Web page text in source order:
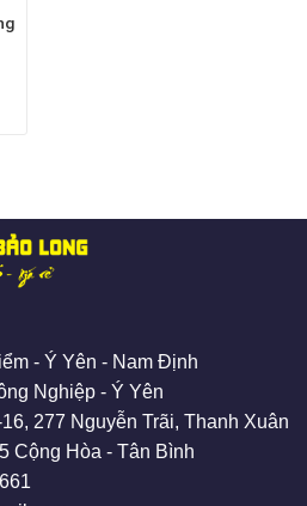
- Ý Yên - Nam Định
Nghiệp - Ý Yên
277 Nguyễn Trãi, Thanh Xuân
Cộng Hòa - Tân Bình